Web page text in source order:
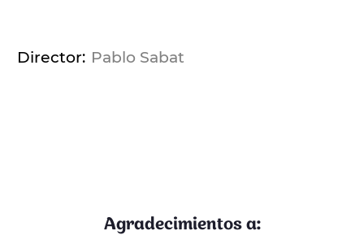
Director Pablo Sabat
Agradecimientos a: